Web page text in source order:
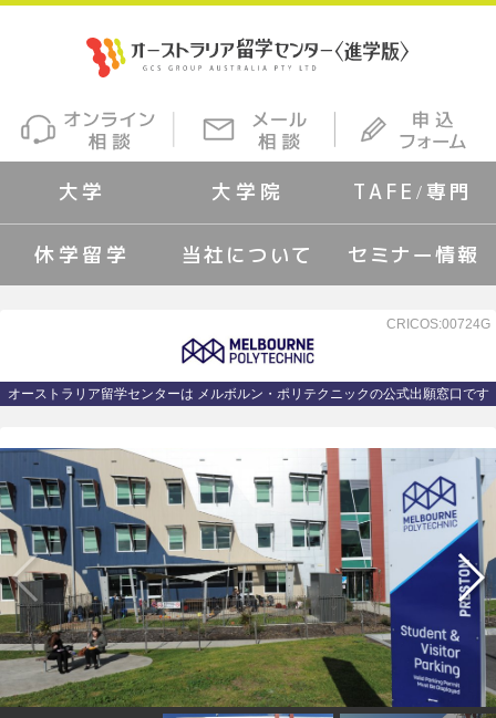
大学 大学院 TAFE/専門
休学留学 当社について セミナー情報
CRICOS:00724G
オーストラリア留学センターは メルボルン・ポリテクニックの公式出願窓口です